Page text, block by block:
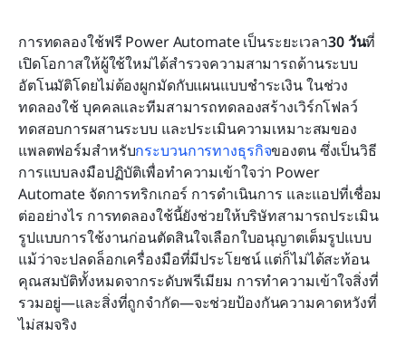
การทดลองใช้ฟรี Power Automate เป็นระยะเวลา30 วันที่
เปิดโอกาสให้ผู้ใช้ใหม่ได้สำรวจความสามารถด้านระบบ
อัตโนมัติโดยไม่ต้องผูกมัดกับแผนแบบชำระเงิน ในช่วง
ทดลองใช้ บุคคลและทีมสามารถทดลองสร้างเวิร์กโฟลว์
ทดสอบการผสานระบบ และประเมินความเหมาะสมของ
แพลตฟอร์มสำหรับกระบวนการทางธุรกิจของตน ซึ่งเป็นวิธี
การแบบลงมือปฏิบัติเพื่อทำความเข้าใจว่า Power
Automate จัดการทริกเกอร์ การดำเนินการ และแอปที่เชื่อม
ต่ออย่างไร การทดลองใช้นี้ยังช่วยให้บริษัทสามารถประเมิน
รูปแบบการใช้งานก่อนตัดสินใจเลือกใบอนุญาตเต็มรูปแบบ
แม้ว่าจะปลดล็อกเครื่องมือที่มีประโยชน์ แต่ก็ไม่ได้สะท้อน
คุณสมบัติทั้งหมดจากระดับพรีเมียม การทำความเข้าใจสิ่งที่
รวมอยู่—และสิ่งที่ถูกจำกัด—จะช่วยป้องกันความคาดหวังที่
ไม่สมจริง